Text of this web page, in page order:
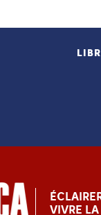
VIVRE